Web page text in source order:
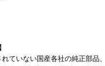
ていない国産各社の純正部品